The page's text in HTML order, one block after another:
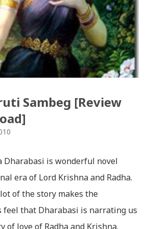
ka aakha - bhaktaraj acharya
Song: नेपालले के गर्यो मलाई, भन्न
र चन्द्र सुर्य / raato ra chandra
प्रसाद रिमाल, गायक: फत्तेमान, संगीत:
सयथरि बाजा एउटै ताल / saya thari
/ ma marepan...
Sambeg [Review
Dharabasi is wonderful novel
era of Lord Krishna and Radha.
of the story makes the
feel that Dharabasi is narrating us
of love of Radha and Krishna.